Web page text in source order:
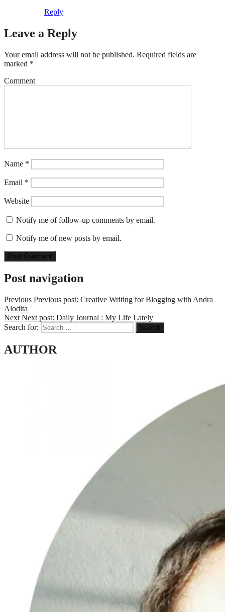
Reply
Leave a Reply
Your email address will not be published. Required fields are
marked *
Comment
Name *
Email *
Website
Notify me of follow-up comments by email.
Notify me of new posts by email.
Post navigation
Previous Previous post: Creative Writing for Blogging with Andra
Alodita
Next Next post: Daily Journal : My Life Lately
Search for:
Search
AUTHOR